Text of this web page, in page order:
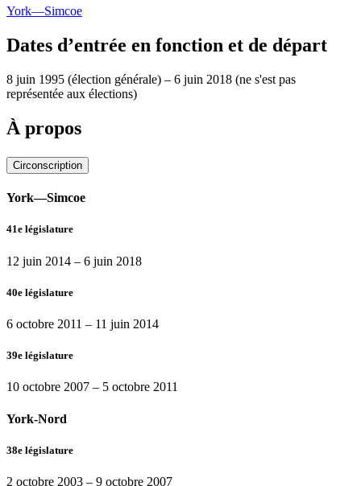
York—Simcoe
Dates d’entrée en fonction et de départ
8 juin 1995 (élection générale) – 6 juin 2018 (ne s'est pas
représentée aux élections)
À propos
Circonscription
York—Simcoe
41e législature
12 juin 2014 – 6 juin 2018
40e législature
6 octobre 2011 – 11 juin 2014
39e législature
10 octobre 2007 – 5 octobre 2011
York-Nord
38e législature
2 octobre 2003 – 9 octobre 2007